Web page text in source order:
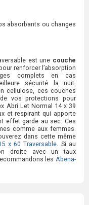
absorbants ou changes
est une couche
renforcer l’absorption
complets en cas
sécurité la nuit.
cellulose, ces couches
de vos protections pour
Abri Let Normal 14 x 39
et respirant qui apporte
effet garde au sec. Ces
comme aux femmes.
dans cette même
x 60 Traversable . Si au
droite avec un taux
les Abena-